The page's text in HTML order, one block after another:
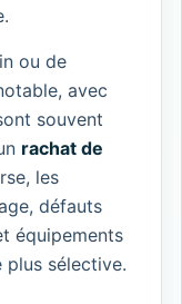
ou de
avec
souvent
rachat de
les
défauts
équipements
plus sélective.